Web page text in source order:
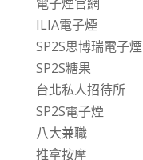
ILIA電子煙
SP2S思博瑞電子煙
SP2S糖果
台北私人招待所
SP2S電子煙
八大兼職
推拿按摩